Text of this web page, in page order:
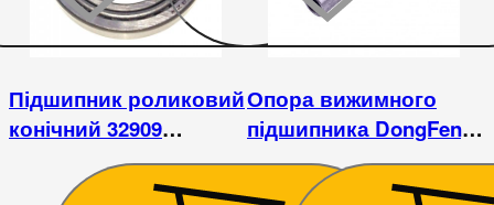
Підшипник роликовий
конічний 32909
DongFeng 244DHX/DHL
Опора вижимного
підшипника DongFeng
240/244